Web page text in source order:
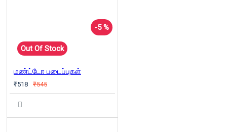
-5 %
Out Of Stock
மண்ட்டோ படைப்புகள்
₹518 ₹545